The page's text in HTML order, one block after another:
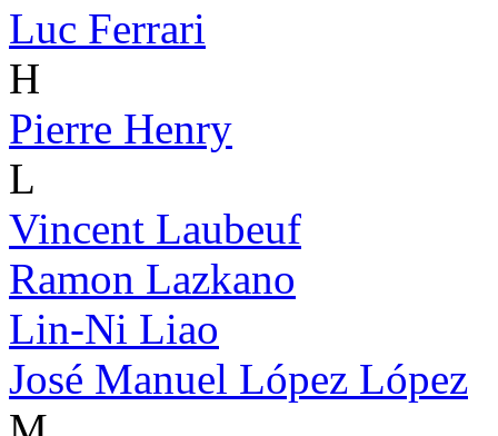
Luc Ferrari
H
Pierre Henry
L
Vincent Laubeuf
Ramon Lazkano
Lin-Ni Liao
José Manuel López López